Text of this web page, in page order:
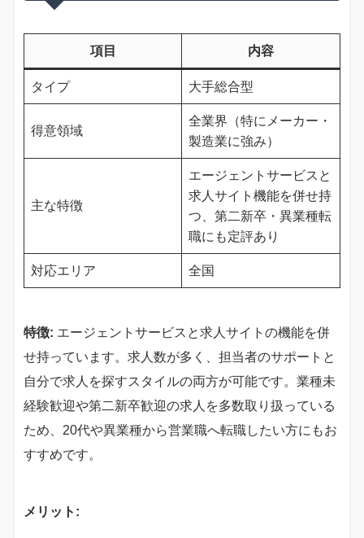
項目 内容
タイプ 大手総合型
得意領域
全業界（特にメーカー・
製造業に強み）
主な特徴
エージェントサービスと
求人サイト機能を併せ持
つ、第二新卒・異業種転
職にも定評あり
対応エリア 全国
特徴: エージェントサービスと求人サイトの機能を併
せ持っています。求人数が多く、担当者のサポートと
自分で求人を探すスタイルの両方が可能です。業種未
経験歓迎や第二新卒歓迎の求人を多数取り扱っている
ため、20代や異業種から営業職へ転職したい方にもお
すすめです。
メリット: